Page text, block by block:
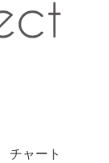
チャート